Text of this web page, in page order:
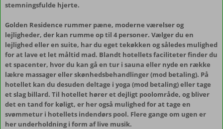
stemningsfulde hjerte.
Golden Residence rummer pæne, moderne værelser og
lejligheder, der kan rumme op til 4 personer. Vælger du en
lejlighed eller en suite, har du eget tekøkken og således mulighed
for at lave et let måltid mad. Blandt hotellets faciliteter finder du
et spacenter, hvor du kan gå en tur i sauna eller nyde en række
lækre massager eller skønhedsbehandlinger (mod betaling). På
hotellet kan du desuden deltage i yoga (mod betaling) eller tage
et slag billard. Til hotellet hører et dejligt poolområde, og bliver
det en tand for køligt, er her også mulighed for at tage en
svømmetur i hotellets indendørs pool. Flere gange om ugen er
her underholdning i form af live musik.